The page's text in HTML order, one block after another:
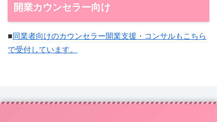
開業カウンセラー向け
■同業者向けのカウンセラー開業支援・コンサルもこちら
で受付しています。